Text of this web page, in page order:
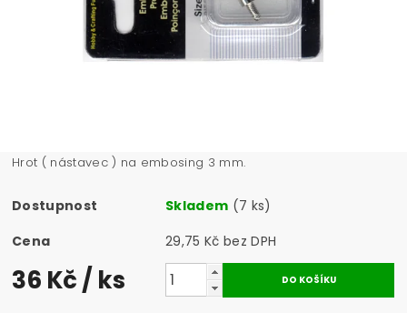
Hrot ( nástavec ) na embosing 3 mm.
Dostupnost Skladem (7 ks)
Cena
29,75 Kč bez DPH
36 Kč/ ks